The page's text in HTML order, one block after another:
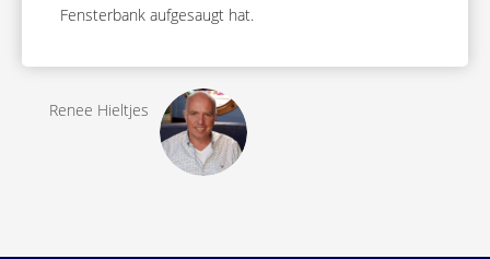
Fensterbank aufgesaugt hat.
Renee Hieltjes